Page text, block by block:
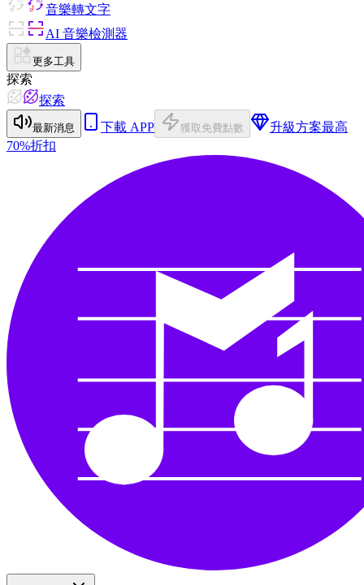
音樂轉文字
AI 音樂檢測器
更多工具
探索
探索
最新消息 下載 APP 獲取免費點數 升級方案最高
70%折扣